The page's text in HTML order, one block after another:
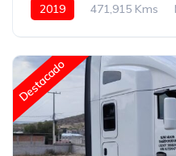
2019 471,915 Kms
Faros de niebla
Frenos
Radio / Estereo
Blanco
Destacado